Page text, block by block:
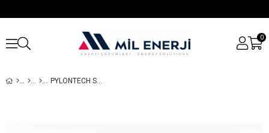
0
PYLONTECH SC500-100S BMS